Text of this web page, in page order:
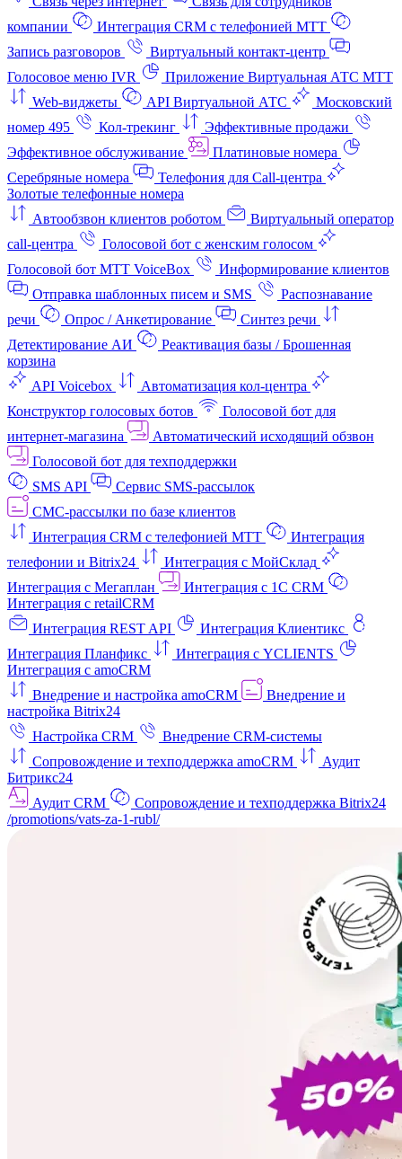
компании
Интеграция CRM с телефонией МТТ
Запись разговоров
Виртуальный контакт‑центр
Голосовое меню IVR
Приложение Виртуальная АТС МТТ
Web-виджеты
API Виртуальной АТС
Московский
номер 495
Кол-трекинг
Эффективные продажи
Эффективное обслуживание
Платиновые номера
Серебряные номера
Телефония для Call-центра
Золотые телефонные номера
Автообзвон клиентов роботом
Виртуальный оператор
call-центра
Голосовой бот с женским голосом
Голосовой бот МТТ VoiceBox
Информирование клиентов
Отправка шаблонных писем и SMS
Распознавание
речи
Опрос / Анкетирование
Синтез речи
Детектирование АИ
Реактивация базы / Брошенная
корзина
API Voicebox
Автоматизация кол‑центра
Конструктор голосовых ботов
Голосовой бот для
интернет‑магазина
Автоматический исходящий обзвон
Голосовой бот для техподдержки
SMS API
Сервис SMS-рассылок
СМС-рассылки по базе клиентов
Интеграция CRM с телефонией МТТ
Интеграция
телефонии и Bitrix24
Интеграция с МойСклад
Интеграция с Мегаплан
Интеграция с 1C CRM
Интеграция с retailCRM
Интеграция REST API
Интеграция Клиентикс
Интеграция Планфикс
Интеграция с YCLIENTS
Интеграция с amoCRM
Внедрение и настройка amoCRM
Внедрение и
настройка Bitrix24
Настройка CRM
Внедрение CRM-системы
Сопровождение и техподдержка amoCRM
Аудит
Битрикс24
Аудит CRM
Сопровождение и техподдержка Bitrix24
/promotions/vats-za-1-rubl/